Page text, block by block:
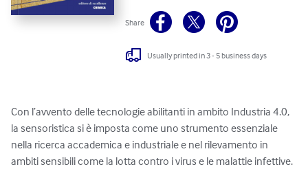
Share
Usually printed in 3 - 5 business days
Con l’avvento delle tecnologie abilitanti in ambito Industria 4.0,
la sensoristica si è imposta come uno strumento essenziale
nella ricerca accademica e industriale e nel rilevamento in
ambiti sensibili come la lotta contro i virus e le malattie infettive.